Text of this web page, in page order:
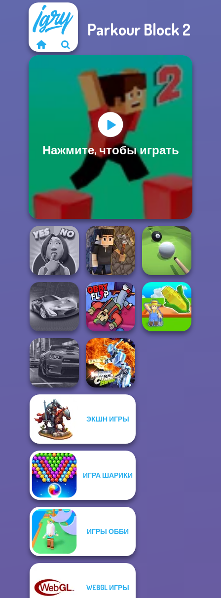
Parkour Block 2
Нажмите, чтобы играть
Yes or No
Challenge
Vectaria.io Pool Master 3D
Grand Cyber City Obby Flip
Real City Driver
Moon Clash
ЭКШН ИГРЫ
ИГРА ШАРИКИ
ИГРЫ ОББИ
WEBGL ИГРЫ